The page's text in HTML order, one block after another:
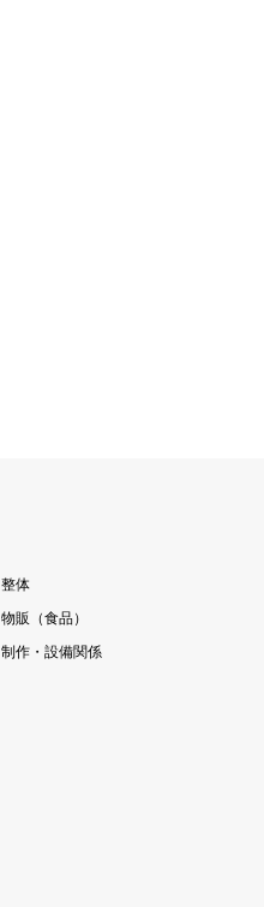
整体
物販（食品）
制作・設備関係